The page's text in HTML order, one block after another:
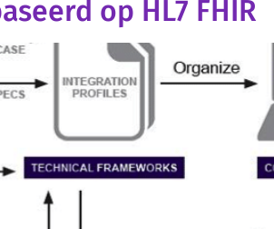
op HL7 FHIR